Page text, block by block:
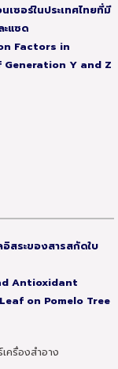
ซอร์ในประเทศไทยที่มี
ะแซด
Factors in
Y and Z
สระของสารสกัดใบ
Antioxidant
on Pomelo Tree
ครื่องสำอาง